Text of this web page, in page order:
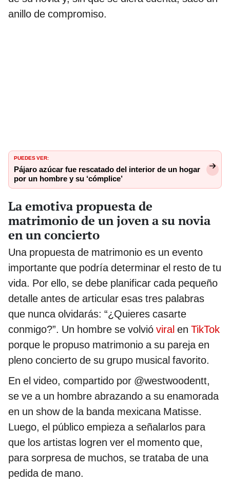
anillo de compromiso.
PUEDES VER:
Pájaro azúcar fue rescatado del interior de un hogar
por un hombre y su ‘cómplice’
La emotiva propuesta de
matrimonio de un joven a su novia
en un concierto
Una propuesta de matrimonio es un evento
importante que podría determinar el resto de tu
vida. Por ello, se debe planificar cada pequeño
detalle antes de articular esas tres palabras
que nunca olvidarás: “¿Quieres casarte
conmigo?”. Un hombre se volvió viral en TikTok
porque le propuso matrimonio a su pareja en
pleno concierto de su grupo musical favorito.
En el video, compartido por @westwoodentt,
se ve a un hombre abrazando a su enamorada
en un show de la banda mexicana Matisse.
Luego, el público empieza a señalarlos para
que los artistas logren ver el momento que,
para sorpresa de muchos, se trataba de una
pedida de mano.